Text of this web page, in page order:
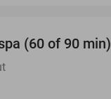
(60 of 90 min)